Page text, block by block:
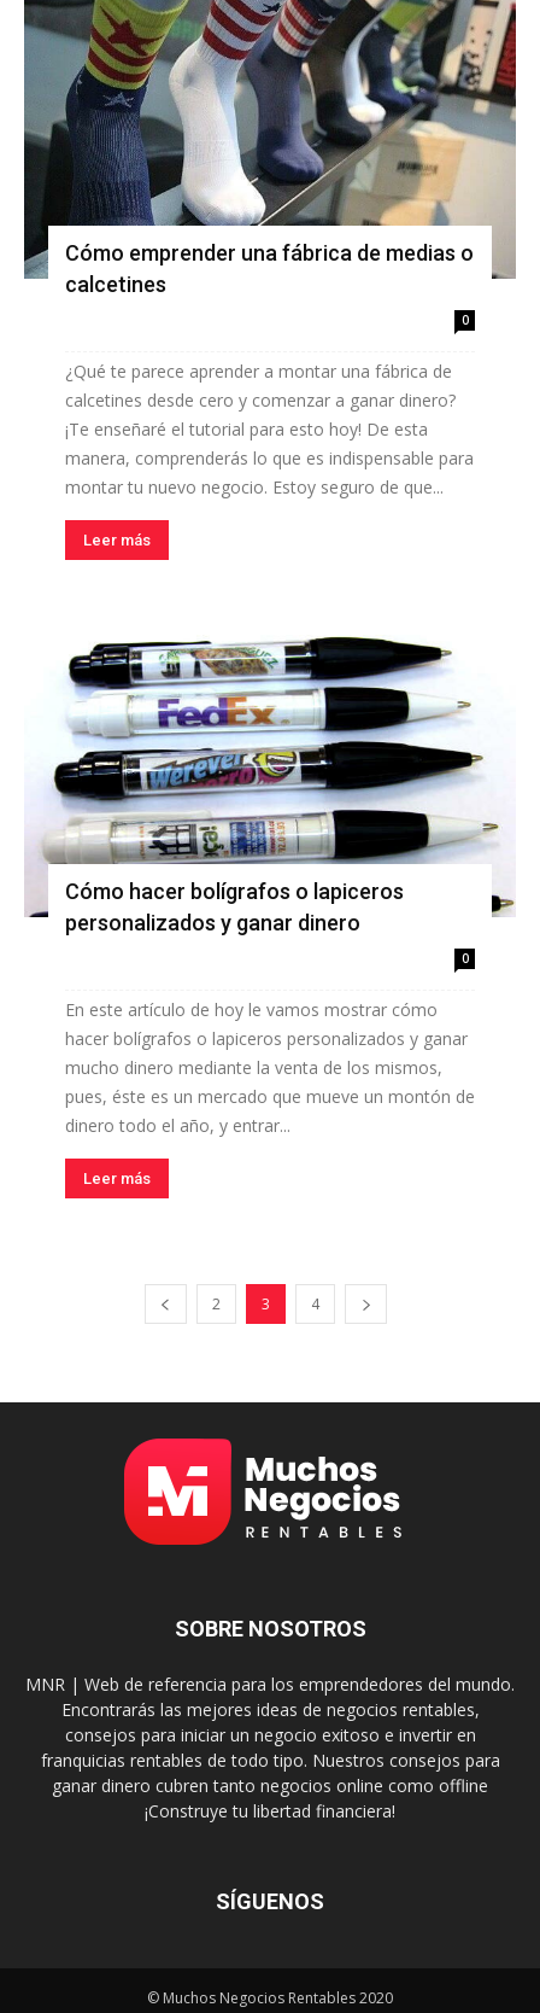
Cómo emprender una fábrica de medias o
calcetines
0
¿Qué te parece aprender a montar una fábrica de
calcetines desde cero y comenzar a ganar dinero?
¡Te enseñaré el tutorial para esto hoy! De esta
manera, comprenderás lo que es indispensable para
montar tu nuevo negocio. Estoy seguro de que...
Leer más
Cómo hacer bolígrafos o lapiceros
personalizados y ganar dinero
0
En este artículo de hoy le vamos mostrar cómo
hacer bolígrafos o lapiceros personalizados y ganar
mucho dinero mediante la venta de los mismos,
pues, éste es un mercado que mueve un montón de
dinero todo el año, y entrar...
Leer más
2 3 4
SOBRE NOSOTROS
MNR | Web de referencia para los emprendedores del mundo.
Encontrarás las mejores ideas de negocios rentables,
consejos para iniciar un negocio exitoso e invertir en
franquicias rentables de todo tipo. Nuestros consejos para
ganar dinero cubren tanto negocios online como offline
¡Construye tu libertad financiera!
SÍGUENOS
© Muchos Negocios Rentables 2020